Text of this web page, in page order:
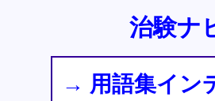
治験ナ
→ 用語集イン